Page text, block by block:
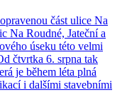
část ulice Na
Na Roudné, Jateční a
úseku této velmi
čtvrtka 6. srpna tak
je během léta plná
i dalšími stavebními